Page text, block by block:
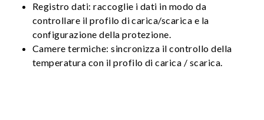
Registro dati: raccoglie i dati in modo da
controllare il profilo di carica/scarica e la
configurazione della protezione.
Camere termiche: sincronizza il controllo della
temperatura con il profilo di carica / scarica.